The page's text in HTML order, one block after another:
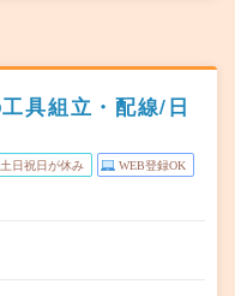
具組立・配線/日
土日祝日が休み WEB登録OK